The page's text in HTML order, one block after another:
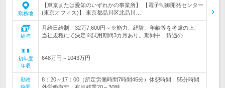
勤務地
【東京または愛知のいずれかの事業所】 【電子制御開発センター
(東京オフィス)】 東京都品川区北品川…
給与
月給日給制 32万7,600円～※能力、経験、年齢等を考慮の上、
当社規程にて決定※試用期間3カ月あり。期間中、待遇の…
初年度
年収
648万円～1043万円
勤務
時間
8：20～17：00（所定労働時間7時間45分）休憩時間：55分時間